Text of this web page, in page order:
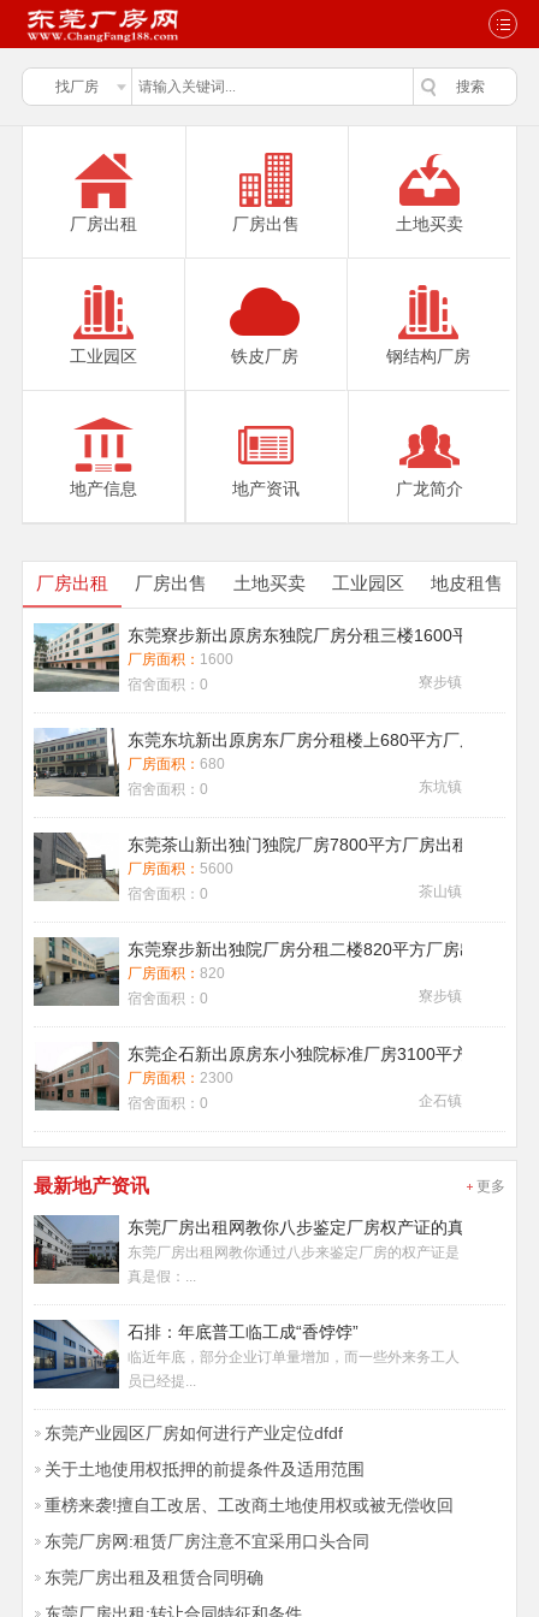
厂房出租 厂房出售 土地买卖
工业园区 铁皮厂房 钢结构厂房
地产信息 地产资讯 广龙简介
厂房出租 厂房出售 土地买卖 工业园区 地皮租售
东莞寮步新出原房东独院厂房分租三楼1600平方带地
厂房面积： 1600
宿舍面积： 0 寮步镇
东莞东坑新出原房东厂房分租楼上680平方厂房出租现
厂房面积： 680
宿舍面积： 0 东坑镇
东莞茶山新出独门独院厂房7800平方厂房出租带喷淋
厂房面积： 5600
宿舍面积： 0 茶山镇
东莞寮步新出独院厂房分租二楼820平方厂房出租
厂房面积： 820
宿舍面积： 0 寮步镇
东莞企石新出原房东小独院标准厂房3100平方厂房出租
厂房面积： 2300
宿舍面积： 0 企石镇
最新地产资讯 更多
东莞厂房出租网教你八步鉴定厂房权产证的真假
东莞厂房出租网教你通过八步来鉴定厂房的权产证是
真是假：...
石排：年底普工临工成“香饽饽”
临近年底，部分企业订单量增加，而一些外来务工人
员已经提...
东莞产业园区厂房如何进行产业定位dfdf
关于土地使用权抵押的前提条件及适用范围
重榜来袭!擅自工改居、工改商土地使用权或被无偿收回
东莞厂房网:租赁厂房注意不宜采用口头合同
东莞厂房出租及租赁合同明确